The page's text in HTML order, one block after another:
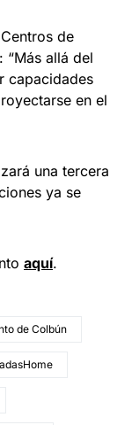
de
“Más allá del
capacidades
en el
una tercera
ya se
aquí.
de Colbún